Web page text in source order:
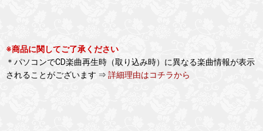
※商品に関してご了承ください
＊パソコンでCD楽曲再生時（取り込み時）に異なる楽曲情報が表示
されることがございます ⇒ 詳細理由はコチラから